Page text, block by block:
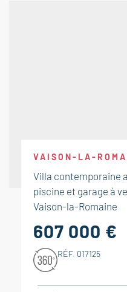
VAISON-LA-
Villa contemporaine
piscine et garage à
Vaison-la-Romaine
607 000 €
RÉF. 017125